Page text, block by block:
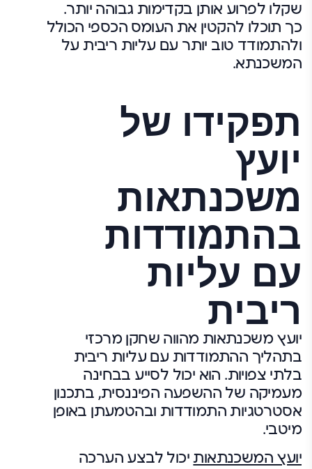
שקלו לפרוע אותן בקדימות גבוהה יותר.
כך תוכלו להקטין את העומס הכספי הכולל
ולהתמודד טוב יותר עם עליות ריבית על
המשכנתא.
תפקידו של
יועץ
משכנתאות
בהתמודדות
עם עליות
ריבית
יועץ משכנתאות מהווה שחקן מרכזי
בתהליך ההתמודדות עם עליות ריבית
בלתי צפויות. הוא יכול לסייע בבחינה
מעמיקה של ההשפעה הפיננסית, בתכנון
אסטרטגיות התמודדות ובהטמעתן באופן
מיטבי.
יועץ המשכנתאותיכול לבצע הערכה